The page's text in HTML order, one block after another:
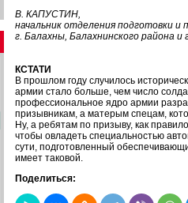
В. КАПУСТИН,
начальник отделения подготовки и
г. Балахны, Балахнинского района и
КСТАТИ
В прошлом году случилось
армии стало больше, чем число
профессиональное ядро армии
призывникам, а матерым спецам,
Ну, а ребятам по призыву, как
чтобы овладеть специальностью
сути, подготовленный
имеет таковой.
Поделиться: